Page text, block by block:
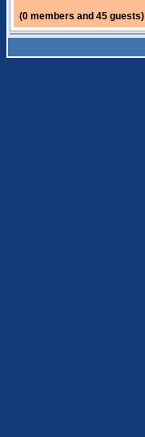
(0 members and 45 guests)